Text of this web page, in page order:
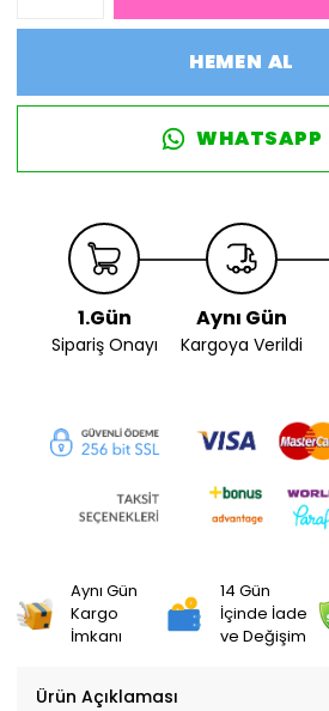
HEMEN AL
WHATSAPP
1.Gün
Sipariş Onayı
Aynı Gün
Kargoya Verildi
Aynı Gün
Kargo
İmkanı
14 Gün
İçinde İade
ve Değişim
Ürün Açıklaması